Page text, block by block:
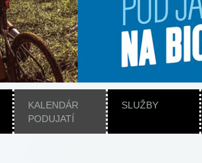
KALENDÁR
PODUJATÍ
SLUŽBY